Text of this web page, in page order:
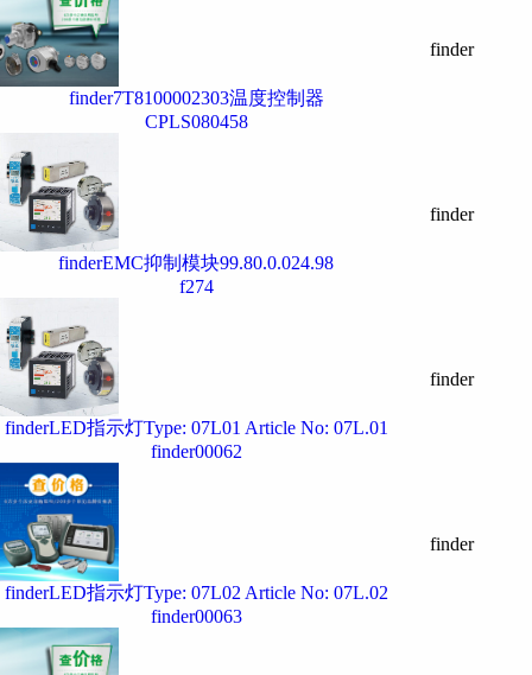
finder7T8100002303温度控制器
CPLS080458
finder
finderEMC抑制模块99.80.0.024.98
f274
finder
finderLED指示灯Type: 07L01 Article No: 07L.01
finder00062
finder
finderLED指示灯Type: 07L02 Article No: 07L.02
finder00063
finder